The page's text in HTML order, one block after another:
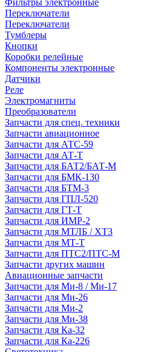
Фильтры электронные
Переключатели
Переключатели
Тумблеры
Кнопки
Коробки релейные
Компоненты электронные
Датчики
Реле
Электромагниты
Преобразователи
Запчасти для спец. техники
Запчасти авиационное
Запчасти для АТС-59
Запчасти для АТ-Т
Запчасти для БАТ2/БАТ-М
Запчасти для БМК-130
Запчасти для БТМ-3
Запчасти для ГПЛ-520
Запчасти для ГТ-Т
Запчасти для ИМР-2
Запчасти для МТЛБ / ХТЗ
Запчасти для МТ-Т
Запчасти для ПТС2/ПТС-М
Запчасти других машин
Авиационные запчасти
Запчасти для Ми-8 / Ми-17
Запчасти для Ми-26
Запчасти для Ми-2
Запчасти для Ми-38
Запчасти для Ка-32
Запчасти для Ка-226